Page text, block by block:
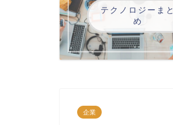
テクノロジーまと
め
企業